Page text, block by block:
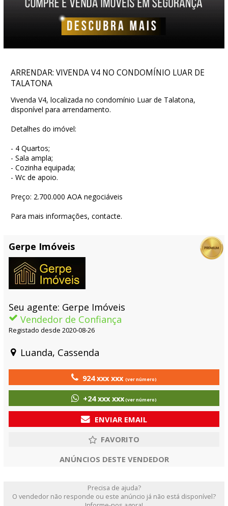
ARRENDAR: VIVENDA V4 NO CONDOMÍNIO LUAR DE
TALATONA
Vivenda V4, localizada no condomínio Luar de Talatona,
disponível para arrendamento.
Detalhes do imóvel:
- 4 Quartos;
- Sala ampla;
- Cozinha equipada;
- Wc de apoio.
Preço: 2.700.000 AOA negociáveis
Para mais informações, contacte.
Gerpe Imóveis
Seu agente: Gerpe Imóveis
Vendedor de Confiança
Registado desde 2020-08-26
Luanda, Cassenda
924 xxx xxx(ver número)
+24 xxx xxx(ver número)
ENVIAR EMAIL
ANÚNCIOS DESTE VENDEDOR
Precisa de ajuda?
O vendedor não responde ou este anúncio já não está disponível?